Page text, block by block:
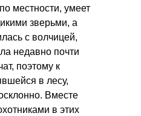
местности, умеет
зверьми, а
с волчицей,
недавно почти
поэтому к
в лесу,
Вместе
в этих